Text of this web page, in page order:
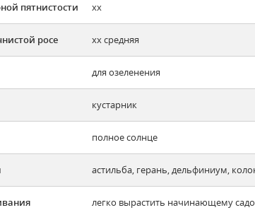
пятнистости хх
росе хх средняя
для озеленения
кустарник
полное солнце
астильба, герань, дельфиниум,
легко вырастить начинающему